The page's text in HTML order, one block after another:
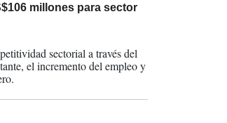
millones para sector
sectorial a través del
el incremento del empleo y